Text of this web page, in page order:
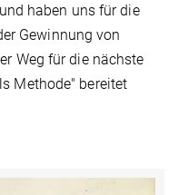
haben uns für die
Gewinnung von
Weg für die nächste
Methode" bereitet